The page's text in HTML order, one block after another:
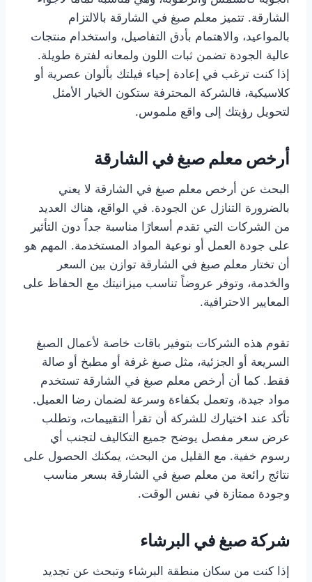
الشارقة. تتميز معلم صبغ في الشارقة بالالتزام
بالمواعيد، والاهتمام بأدق التفاصيل، واستخدام منتجات
عالية الجودة تضمن ثبات اللون ولمعانه لفترة طويلة.
إذا كنت ترغب في إعادة إحياء فيلتك بألوان عصرية أو
كلاسيكية، فالشركة المحترفة ستكون الخيار الأمثل
لتحويل رؤيتك إلى واقع ملموس.
أرخص معلم صبغ في الشارقة
البحث عن أرخص معلم صبغ في الشارقة لا يعني
بالضرورة التنازل عن الجودة. في الواقع، هناك العديد
من الشركات التي تقدم أسعارًا مناسبة جداً دون التأثير
على جودة العمل أو نوعية المواد المستخدمة. المهم هو
أن تختار معلم صبغ في الشارقة توازن بين السعر
والخدمة، وتوفر عروضاً تناسب ميزانيتك مع الحفاظ على
المعايير الاحترافية.
تقوم هذه الشركات بتوفير باقات خاصة لأعمال الصبغ
السريعة أو الجزئية، مثل صبغ غرفة أو مطبخ أو صالة
فقط. كما أن أرخص معلم صبغ في الشارقة تستخدم
مواد جيدة، وتعمل بكفاءة وسرعة لضمان رضا العميل.
تأكد عند اختيارك للشركة أن تقرأ التقييمات، وتطلب
عرض سعر مفصل يوضح جميع التكاليف لتجنب أي
رسوم خفية. مع القليل من البحث، يمكنك الحصول على
نتائج رائعة من معلم صبغ في الشارقة بسعر مناسب
وجودة ممتازة في نفس الوقت.
شركة صبغ في البرشاء
إذا كنت من سكان منطقة البرشاء وتبحث عن تجديد